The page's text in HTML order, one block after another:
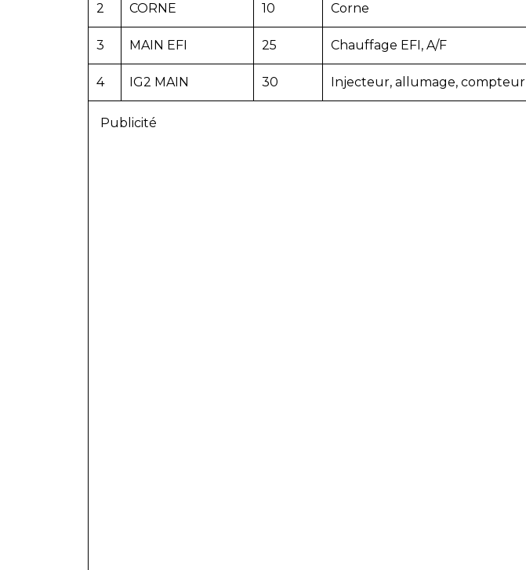
2 CORNE 10 Corne
3 MAIN EFI 25 Chauffage EFI, A/F
4 IG2 MAIN 30 Injecteur, allumage, compteur
Publicité